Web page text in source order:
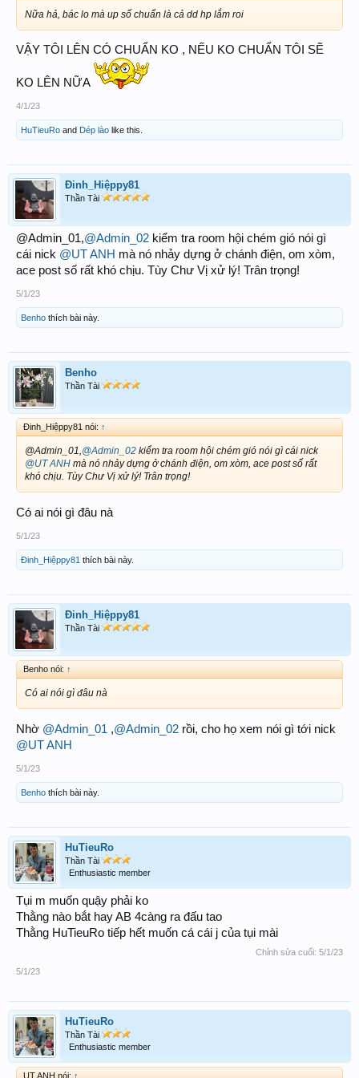
Nữa hả, bác lo mà up số chuẩn là cả dd hp lắm roi
VẬY TÔI LÊN CÓ CHUẨN KO , NẾU KO CHUẨN TÔI SẼ
KO LÊN NỮA
4/1/23
HuTieuRo and Dép lào like this.
Đinh_Hiệppy81
Thần Tài
@Admin_01,@Admin_02 kiểm tra room hội chém gió nói gì
cái nick @UT ANH mà nó nhảy dựng ở chánh điện, om xòm,
ace post số rất khó chịu. Tùy Chư Vị xử lý! Trân trọng!
5/1/23
Benho thích bài này.
Benho
Thần Tài
Đinh_Hiệppy81 nói: ↑
@Admin_01,@Admin_02 kiểm tra room hội chém gió nói gì cái nick
@UT ANH mà nó nhảy dựng ở chánh điện, om xòm, ace post số rất
khó chịu. Tùy Chư Vị xử lý! Trân trọng!
Có ai nói gì đâu nà
5/1/23
Đinh_Hiệppy81 thích bài này.
Đinh_Hiệppy81
Thần Tài
Benho nói: ↑
Có ai nói gì đâu nà
Nhờ @Admin_01 ,@Admin_02 rồi, cho họ xem nói gì tới nick
@UT ANH
5/1/23
Benho thích bài này.
HuTieuRo
Thần Tài
Enthusiastic member
Tụi m muốn quậy phải ko
Thằng nào bắt hay AB 4càng ra đấu tao
Thằng HuTieuRo tiếp hết muốn cá cái j của tụi mài
Chỉnh sửa cuối: 5/1/23
5/1/23
HuTieuRo
Thần Tài
Enthusiastic member
UT ANH nói: ↑